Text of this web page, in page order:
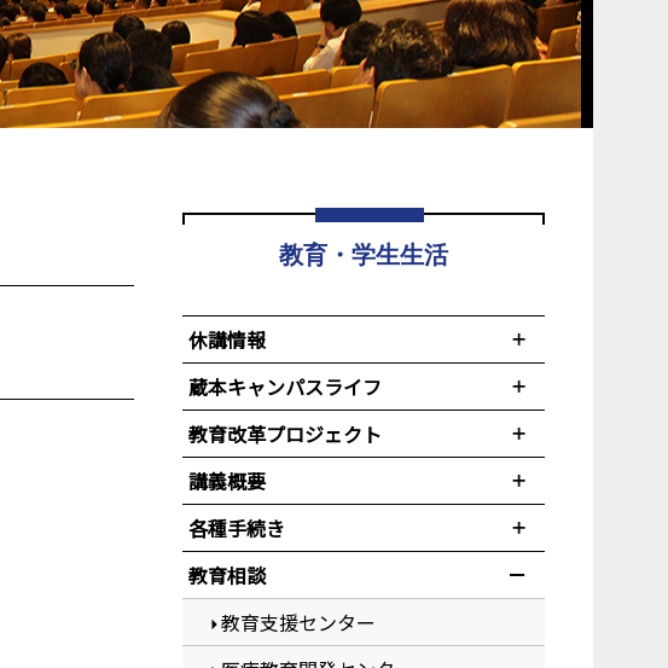
教育・学生生活
休講情報
蔵本キャンパスライフ
教育改革プロジェクト
講義概要
各種手続き
教育相談
教育支援センター